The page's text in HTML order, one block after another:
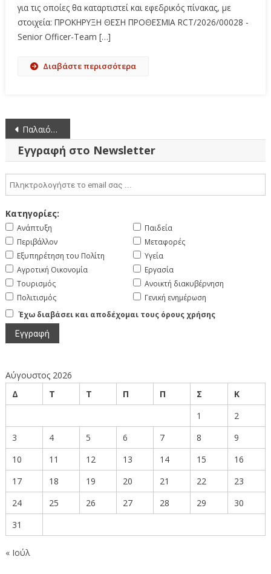
για τις οποίες θα καταρτιστεί και εφεδρικός πίνακας, με
στοιχεία: ΠΡΟΚΗΡΥΞΗ ΘΕΣΗ ΠΡΟΘΕΣΜΙΑ RCT/2026/00028 -
Senior Officer-Team […]
Διαβάστε περισσότερα
Πλοήγηση
άρθρων
Παλαιότερα άρθρα
Εγγραφή στο Newsletter
Κατηγορίες:
Ανάπτυξη
Περιβάλλον
Εξυπηρέτηση του Πολίτη
Αγροτική Οικονομία
Τουρισμός
Πολιτισμός
Παιδεία
Μεταφορές
Υγεία
Εργασία
Ανοικτή διακυβέρνηση
Γενική ενημέρωση
Έχω διαβάσει και αποδέχομαι τους όρους χρήσης
Αύγουστος 2026
Δ
Τ Τ Π Π Σ
Κ
1
2
3
4 5 6 7 8
9
10
11 12 13 14 15
16
17
18 19 20 21 22
23
24
25 26 27 28 29
30
31
« Ιούλ